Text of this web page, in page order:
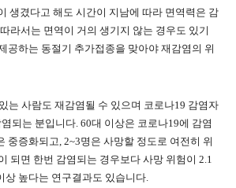
생겼다고 해도 시간이 지남에 따라 면역력은 감
라서는 면역이 거의 생기지 않는 경우도 있기
공하는 동절기 추가접종을 맞아야 재감염의 위
는 사람도 재감염될 수 있으며 코로나19 감염자
되는 분입니다. 60대 이상은 코로나19에 감염
중증화되고, 2~3명은 사망할 정도로 여전히 위
되면 한번 감염되는 경우보다 사망 위험이 2.1
상 높다는 연구결과도 있습니다.